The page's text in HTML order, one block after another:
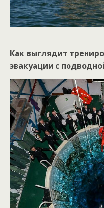
Как выглядит
эвакуации с